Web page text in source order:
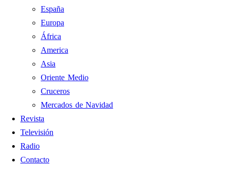
España
Europa
África
America
Asia
Oriente Medio
Cruceros
Mercados de Navidad
Revista
Televisión
Radio
Contacto